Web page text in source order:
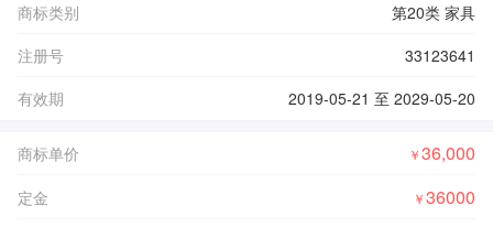
商标类别
第20类 家具
注册号
33123641
有效期
2019-05-21 至 2029-05-20
商标单价 ￥36,000
定金 ￥36000